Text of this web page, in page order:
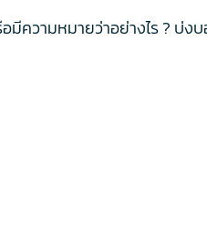
วามหมายว่าอย่างไร ? บ่ง